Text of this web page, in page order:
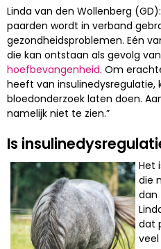
Linda van den Wollenberg
paarden wordt in verband
gezondheidsproblemen. Eén
die kan ontstaan als gevolg
hoefbevangenheid. Om
heeft van insulinedysregulatie,
bloedonderzoek laten doen.
namelijk niet te zien.”
Is
Het
die
dan
dat